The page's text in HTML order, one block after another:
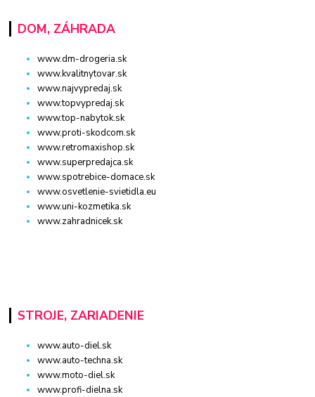
DOM, ZÁHRADA
www.dm-drogeria.sk
www.kvalitnytovar.sk
www.najvypredaj.sk
www.topvypredaj.sk
www.top-nabytok.sk
www.proti-skodcom.sk
www.retromaxishop.sk
www.superpredajca.sk
www.spotrebice-domace.sk
www.osvetlenie-svietidla.eu
www.uni-kozmetika.sk
www.zahradnicek.sk
STROJE, ZARIADENIE
www.auto-diel.sk
www.auto-techna.sk
www.moto-diel.sk
www.profi-dielna.sk